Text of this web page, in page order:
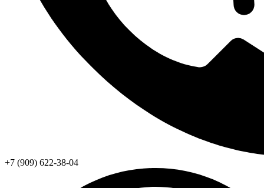
+7 (909) 622-38-04